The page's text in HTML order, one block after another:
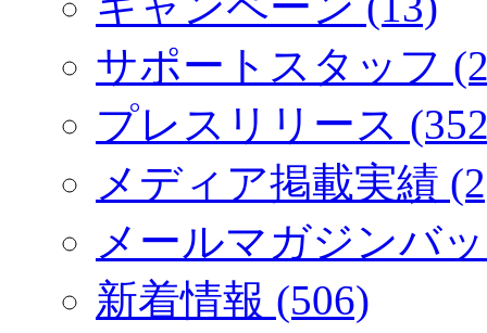
サポートスタッフ
プレスリリース
メディア掲載実績
メールマガジンバ
新着情報 (506)